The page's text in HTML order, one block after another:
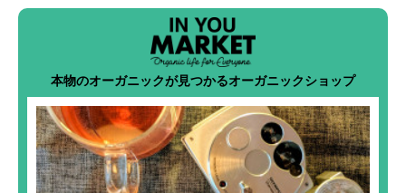
本物のオーガニックが見つかるオーガニックショップ